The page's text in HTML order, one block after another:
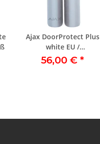
Ajax DoorProtect Plus
white EU /
Türöffnungsmelder
56,00 € *